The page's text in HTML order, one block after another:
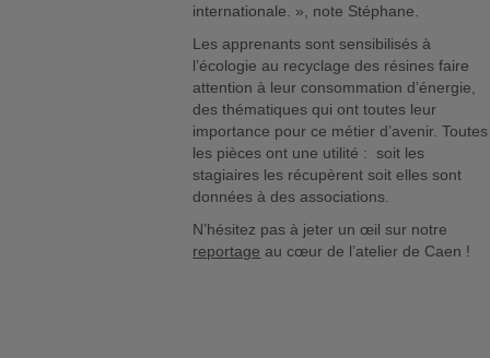
internationale. », note Stéphane.
Les apprenants sont sensibilisés à
l’écologie au recyclage des résines faire
attention à leur consommation d’énergie,
des thématiques qui ont toutes leur
importance pour ce métier d’avenir. Toutes
les pièces ont une utilité : soit les
stagiaires les récupèrent soit elles sont
données à des associations.
N’hésitez pas à jeter un œil sur notre
reportage au cœur de l’atelier de Caen !